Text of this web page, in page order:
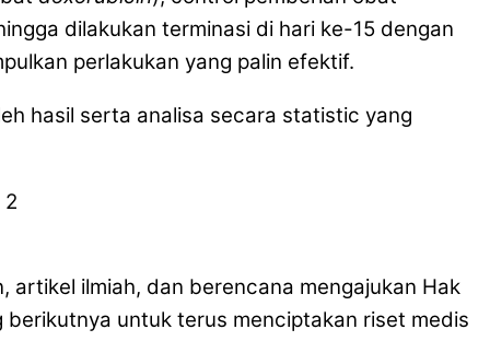
dilakukan terminasi di hari ke-15 dengan
perlakukan yang palin efektif.
hasil serta analisa secara statistic yang
artikel ilmiah, dan berencana mengajukan Hak
untuk terus menciptakan riset medis